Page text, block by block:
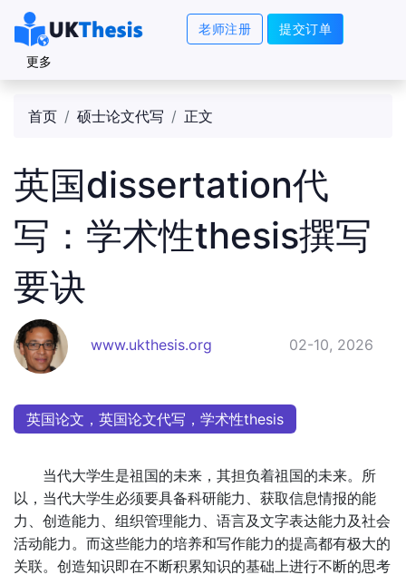
老师注册 提交订单
更多
首页 硕士论文代写 正文
英国dissertation代
写：学术性thesis撰写
要诀
www.ukthesis.org 02-10, 2026
英国论文，英国论文代写，学术性thesis
当代大学生是祖国的未来，其担负着祖国的未来。所
以，当代大学生必须要具备科研能力、获取信息情报的能
力、创造能力、组织管理能力、语言及文字表达能力及社会
活动能力。而这些能力的培养和写作能力的提高都有极大的
关联。创造知识即在不断积累知识的基础上进行不断的思考